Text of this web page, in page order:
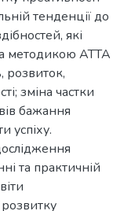
тенденції до
які
методикою АТТА
розвиток,
зміна частки
бажання
успіху.
та практичній
розвитку